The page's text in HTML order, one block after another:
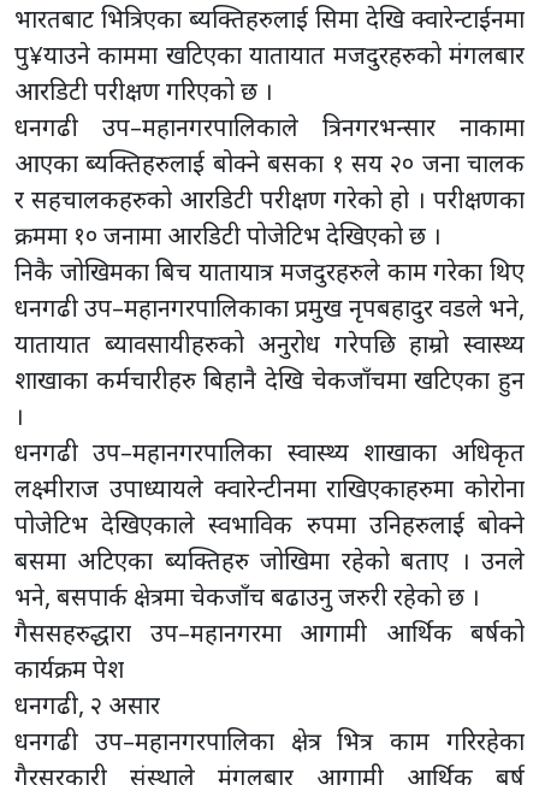
भारतबाट भित्रिएका ब्यक्तिहरुलाई सिमा देखि क्वारेन्टाईनमा
पु¥याउने काममा खटिएका यातायात मजदुरहरुको मंगलबार
आरडिटी परीक्षण गरिएको छ ।
धनगढी उप–महानगरपालिकाले त्रिनगरभन्सार नाकामा
आएका ब्यक्तिहरुलाई बोक्ने बसका १ सय २० जना चालक
र सहचालकहरुको आरडिटी परीक्षण गरेको हो । परीक्षणका
क्रममा १० जनामा आरडिटी पोजेटिभ देखिएको छ ।
निकै जोखिमका बिच यातायात्र मजदुरहरुले काम गरेका थिए
धनगढी उप–महानगरपालिकाका प्रमुख नृपबहादुर वडले भने,
यातायात ब्यावसायीहरुको अनुरोध गरेपछि हाम्रो स्वास्थ्य
शाखाका कर्मचारीहरु बिहानै देखि चेकजाँचमा खटिएका हुन
।
धनगढी उप–महानगरपालिका स्वास्थ्य शाखाका अधिकृत
लक्ष्मीराज उपाध्यायले क्वारेन्टीनमा राखिएकाहरुमा कोरोना
पोजेटिभ देखिएकाले स्वभाविक रुपमा उनिहरुलाई बोक्ने
बसमा अटिएका ब्यक्तिहरु जोखिमा रहेको बताए । उनले
भने, बसपार्क क्षेत्रमा चेकजाँच बढाउनु जरुरी रहेको छ ।
गैससहरुद्धारा उप–महानगरमा आगामी आर्थिक बर्षको
कार्यक्रम पेश
धनगढी, २ असार
धनगढी उप–महानगरपालिका क्षेत्र भित्र काम गरिरहेका
गैरसरकारी संस्थाले मंगलबार आगामी आर्थिक बर्ष